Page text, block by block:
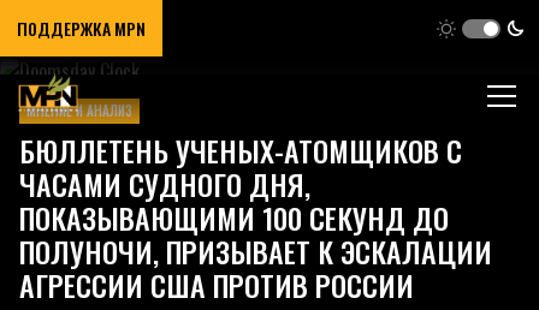
ПОДДЕРЖКА MPN
МНЕНИЕ И АНАЛИЗ
БЮЛЛЕТЕНЬ УЧЕНЫХ-АТОМЩИКОВ С
ЧАСАМИ СУДНОГО ДНЯ,
ПОКАЗЫВАЮЩИМИ 100 СЕКУНД ДО
ПОЛУНОЧИ, ПРИЗЫВАЕТ К ЭСКАЛАЦИИ
АГРЕССИИ США ПРОТИВ РОССИИ